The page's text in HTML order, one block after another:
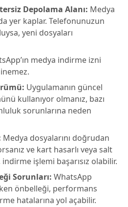
Depolama Alanı: Medya
yer kaplar. Telefonunuzun
yeni dosyaları
medya indirme izni
Uygulamanın güncel
kullanıyor olmanız, bazı
sorunlarına neden
Medya dosyalarını doğrudan
ve kart hasarlı veya salt
işlemi başarısız olabilir.
Sorunları: WhatsApp
önbelleği, performans
hatalarına yol açabilir.